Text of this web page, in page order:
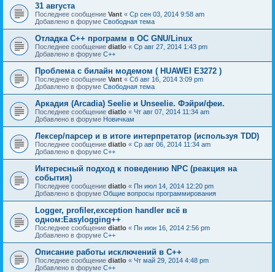
31 августа
Последнее сообщение Vant « Ср сен 03, 2014 9:58 am
Добавлено в форуме Свободная тема
Отладка C++ программ в ОС GNU/Linux
Последнее сообщение diatlo « Ср авг 27, 2014 1:43 pm
Добавлено в форуме C++
Проблема с билайн модемом ( HUAWEI E3272 )
Последнее сообщение Vant « Сб авг 16, 2014 3:09 pm
Добавлено в форуме Свободная тема
Аркадия (Arcadia) Seelie и Unseelie. Фэйри/феи.
Последнее сообщение diatlo « Чт авг 07, 2014 11:34 am
Добавлено в форуме Новичкам
Лексер/парсер и в итоге интерпретатор (используя TDD)
Последнее сообщение diatlo « Ср авг 06, 2014 11:34 am
Добавлено в форуме C++
Интересный подход к поведению NPC (реакция на
события)
Последнее сообщение diatlo « Пн июл 14, 2014 12:20 pm
Добавлено в форуме Общие вопросы программирования
Logger, profiler,exception handler всё в
одном:Easylogging++
Последнее сообщение diatlo « Пн июн 16, 2014 2:56 pm
Добавлено в форуме C++
Описание работы исключений в C++
Последнее сообщение diatlo « Чт май 29, 2014 4:48 pm
Добавлено в форуме C++